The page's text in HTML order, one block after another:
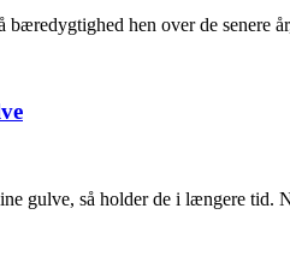
bæredygtighed hen over de senere
gulve, så holder de i længere